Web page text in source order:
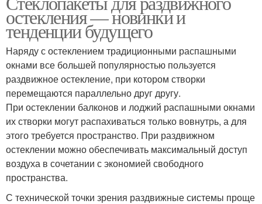
остекления — новинки и
тенденции будущего
Наряду с остеклением традиционными распашными
окнами все большей популярностью пользуется
раздвижное остекление, при котором створки
перемещаются параллельно друг другу.
При остеклении балконов и лоджий распашными окнами
их створки могут распахиваться только вовнутрь, а для
этого требуется пространство. При раздвижном
остеклении можно обеспечивать максимальный доступ
воздуха в сочетании с экономией свободного
пространства.
С технической точки зрения раздвижные системы проще